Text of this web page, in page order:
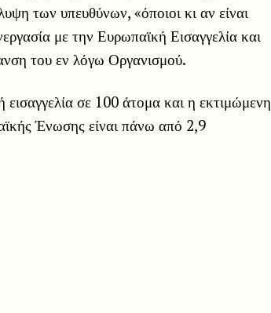
των υπευθύνων, «όποιοι κι αν είναι
με την Ευρωπαϊκή Εισαγγελία και
του εν λόγω Οργανισμού.
σε 100 άτομα και η εκτιμώμενη
Ένωσης είναι πάνω από 2,9